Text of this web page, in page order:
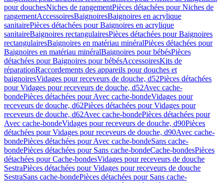
pour douchesNiches de rangementPièces détachées pour Niches de
rangementAccessoiresBaignoiresBaignoires en acrylique
sanitairePièces détachées pour Baignoires en acrylique
sanitaireBaignoires rectangulairesPièces détachées pour Baignoires
rectangulairesBaignoires en matériau minéralPièces détachées pour
Baignoires en matériau minéralBaignoires pour bébésPièces
détachées pour Baignoires pour bébésAccessoiresKits de
réparationRaccordements des appareils pour douches et
baignoiresVidages pour receveurs de douche, d52Pièces détachées
pour Vidages pour receveurs de douche, d52Avec cache-
bondePièces détachées pour Avec cache-bondeVidages pour
receveurs de douche, d62Pièces détachées pour Vidages pour
receveurs de douche, d62Avec cache-bondePièces détachées pour
Avec cache-bondeVidages pour receveurs de douche, d90Pièces
détachées pour Vidages pour receveurs de douche, d90Avec cache-
bondePièces détachées pour Avec cache-bondeSans cache-
bondePièces détachées pour Sans cache-bondeCache-bondesPièces
détachées pour Cache-bondesVidages pour receveurs de douche
SestraPièces détachées pour Vidages pour receveurs de douche
SestraSans cache-bondePièces détachées pour Sans cache-